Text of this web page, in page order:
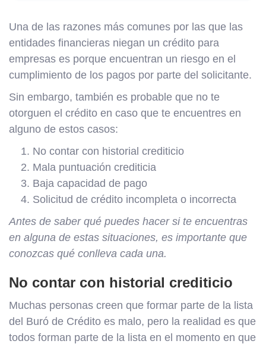
Una de las razones más comunes por las que las
entidades financieras niegan un crédito para
empresas es porque encuentran un riesgo en el
cumplimiento de los pagos por parte del solicitante.
Sin embargo, también es probable que no te
otorguen el crédito en caso que te encuentres en
alguno de estos casos:
No contar con historial crediticio
Mala puntuación crediticia
Baja capacidad de pago
Solicitud de crédito incompleta o incorrecta
Antes de saber qué puedes hacer si te encuentras
en alguna de estas situaciones, es importante que
conozcas qué conlleva cada una.
No contar con historial crediticio
Muchas personas creen que formar parte de la lista
del Buró de Crédito es malo, pero la realidad es que
todos forman parte de la lista en el momento en que